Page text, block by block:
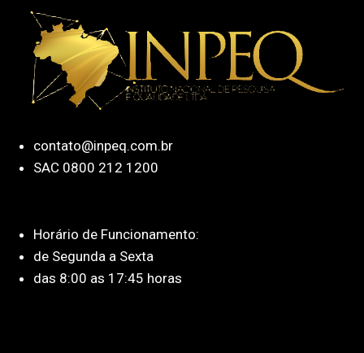
contato@inpeq.com.br
SAC 0800 212 1200
Horário de Funcionamento:
de Segunda a Sexta
das 8:00 as 17:45 horas